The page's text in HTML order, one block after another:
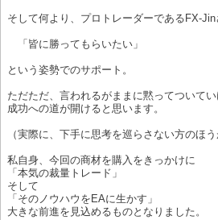
そして何より、プロトレーダーであるFX-
「皆に勝ってもらいたい」
という姿勢でのサポート。
ただただ、言われるがままに黙ってついて
成功への道が開けると思います。
（実際に、下手に思考を巡らさない方のほ
私自身、今回の商材を購入をきっかけに
「本気の裁量トレード」
そして
「そのノウハウをEAに生かす」
大きな前進を見込めるものとなりました。